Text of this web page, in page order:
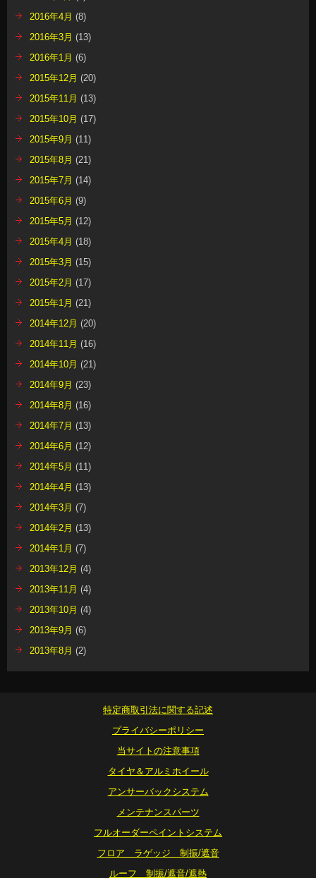
2016年4月 (8)
2016年3月 (13)
2016年1月 (6)
2015年12月 (20)
2015年11月 (13)
2015年10月 (17)
2015年9月 (11)
2015年8月 (21)
2015年7月 (14)
2015年6月 (9)
2015年5月 (12)
2015年4月 (18)
2015年3月 (15)
2015年2月 (17)
2015年1月 (21)
2014年12月 (20)
2014年11月 (16)
2014年10月 (21)
2014年9月 (23)
2014年8月 (16)
2014年7月 (13)
2014年6月 (12)
2014年5月 (11)
2014年4月 (13)
2014年3月 (7)
2014年2月 (13)
2014年1月 (7)
2013年12月 (4)
2013年11月 (4)
2013年10月 (4)
2013年9月 (6)
2013年8月 (2)
特定商取引法に関する記述
プライバシーポリシー
当サイトの注意事項
タイヤ＆アルミホイール
アンサーバックシステム
メンテナンスパーツ
フルオーダーペイントシステム
フロア ラゲッジ 制振/遮音
ルーフ 制振/遮音/遮熱